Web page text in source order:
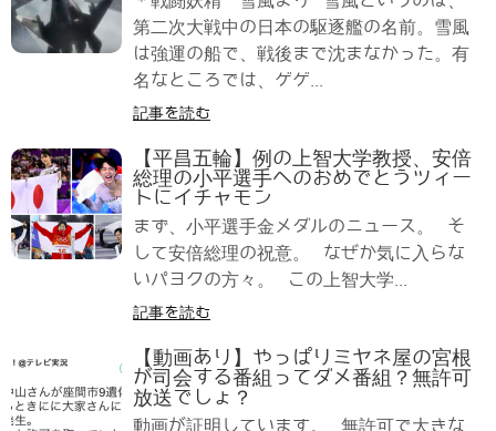
第二次大戦中の日本の駆逐艦の名前。雪風
は強運の船で、戦後まで沈まなかった。有
名なところでは、ゲゲ...
記事を読む
【平昌五輪】例の上智大学教授、安倍
総理の小平選手へのおめでとうツィー
トにイチャモン
まず、小平選手金メダルのニュース。 そ
して安倍総理の祝意。 なぜか気に入らな
いパヨクの方々。 この上智大学...
記事を読む
【動画あり】やっぱりミヤネ屋の宮根
が司会する番組ってダメ番組？無許可
放送でしょ？
動画が証明しています。 無許可で大きな